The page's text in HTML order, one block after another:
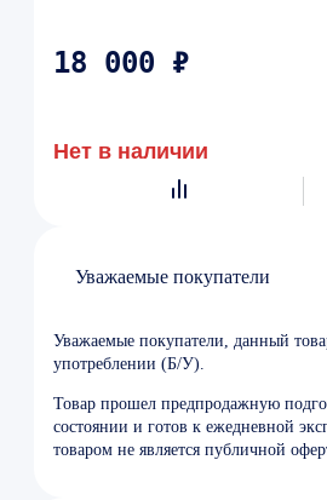
18 000 ₽
Нет в наличии
Уважаемые покупатели
Уважаемые покупатели, данный
употреблении (Б/У).
Товар прошел предпродажную
состоянии и готов к ежедневной
товаром не является публичной